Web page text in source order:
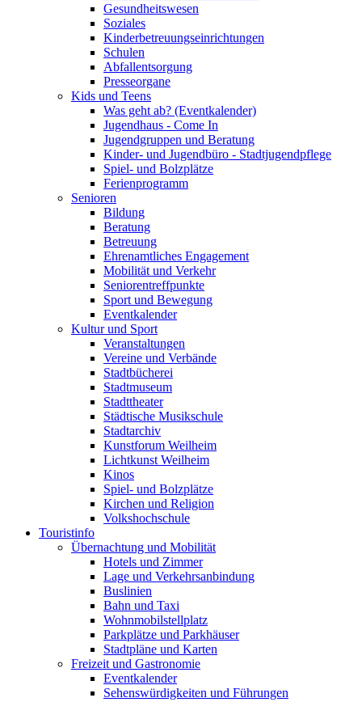
Gesundheitswesen
Soziales
Kinderbetreuungseinrichtungen
Schulen
Abfallentsorgung
Presseorgane
Kids und Teens
Was geht ab? (Eventkalender)
Jugendhaus - Come In
Jugendgruppen und Beratung
Kinder- und Jugendbüro - Stadtjugendpflege
Spiel- und Bolzplätze
Ferienprogramm
Senioren
Bildung
Beratung
Betreuung
Ehrenamtliches Engagement
Mobilität und Verkehr
Seniorentreffpunkte
Sport und Bewegung
Eventkalender
Kultur und Sport
Veranstaltungen
Vereine und Verbände
Stadtbücherei
Stadtmuseum
Stadttheater
Städtische Musikschule
Stadtarchiv
Kunstforum Weilheim
Lichtkunst Weilheim
Kinos
Spiel- und Bolzplätze
Kirchen und Religion
Volkshochschule
Touristinfo
Übernachtung und Mobilität
Hotels und Zimmer
Lage und Verkehrsanbindung
Buslinien
Bahn und Taxi
Wohnmobilstellplatz
Parkplätze und Parkhäuser
Stadtpläne und Karten
Freizeit und Gastronomie
Eventkalender
Sehenswürdigkeiten und Führungen